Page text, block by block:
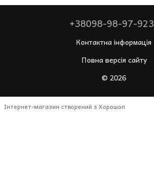
+38098-98-97-923
Контактна інформація
Повна версія сайту
© 2026
Інтернет-магазин створений з Хорошоп